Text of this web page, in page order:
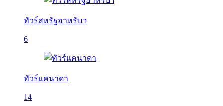
ทัวร์สหรัฐอาหรับฯ
6
ทัวร์แคนาดา
14